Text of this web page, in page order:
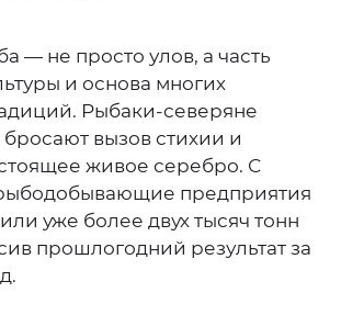
— не просто улов, а часть
и основа многих
Рыбаки-северяне
вызов стихии и
живое серебро. С
предприятия
уже более двух тысяч тонн
прошлогодний результат за